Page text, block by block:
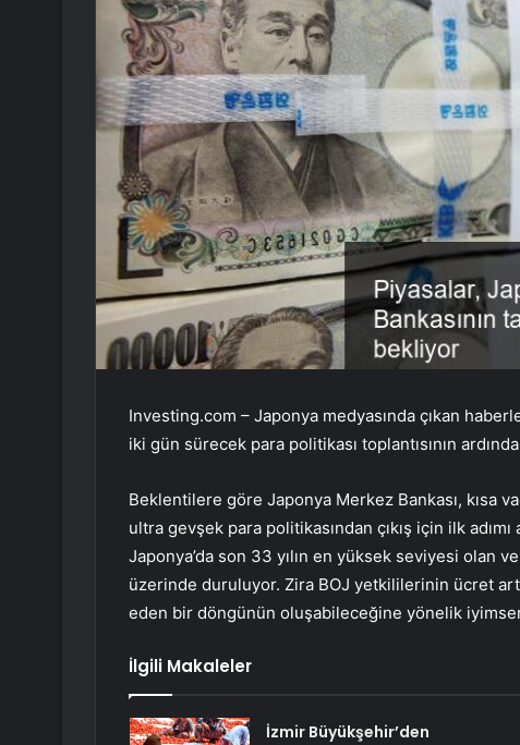
Investing.com – Japonya medyasında çıkan
iki gün sürecek para politikası toplantısının
Beklentilere göre Japonya Merkez Bankası, kısa
ultra gevşek para politikasından çıkış için ilk
Japonya’da son 33 yılın en yüksek seviyesi olan
üzerinde duruluyor. Zira BOJ yetkililerinin ücret
eden bir döngünün oluşabileceğine yönelik
İlgili Makaleler
İzmir Büyükşehir’den